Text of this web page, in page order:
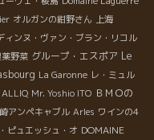
オルガンの紺野さん 上海
ィンヌ・ヴァン・ブラン・リコル
野菜 グループ・エスポア Le
La Garonne レ・ミュル
ALLIQ Mr. Yoshio ITO ＢＭＯの
アンペキャブル Arles ワインの4
ピュエッシュ・オ DOMAINE